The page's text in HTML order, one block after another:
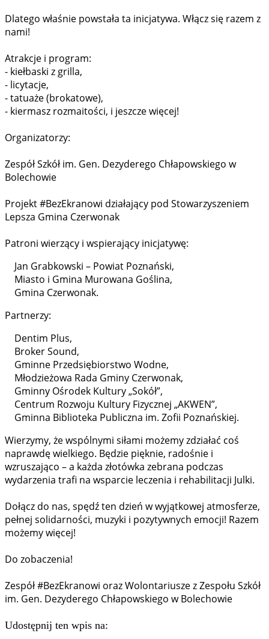
Dlatego właśnie powstała ta inicjatywa. Włącz się razem z
nami!
Atrakcje i program:
- kiełbaski z grilla,
- licytacje,
- tatuaże (brokatowe),
- kiermasz rozmaitości, i jeszcze więcej!
Organizatorzy:
Zespół Szkół im. Gen. Dezyderego Chłapowskiego w
Bolechowie
Projekt #BezEkranowi działający pod Stowarzyszeniem
Lepsza Gmina Czerwonak
Patroni wierzący i wspierający inicjatywę:
Jan Grabkowski – Powiat Poznański,
Miasto i Gmina Murowana Goślina,
Gmina Czerwonak.
Partnerzy:
Dentim Plus,
Broker Sound,
Gminne Przedsiębiorstwo Wodne,
Młodzieżowa Rada Gminy Czerwonak,
Gminny Ośrodek Kultury „Sokół”,
Centrum Rozwoju Kultury Fizycznej „AKWEN”,
Gminna Biblioteka Publiczna im. Zofii Poznańskiej.
Wierzymy, że wspólnymi siłami możemy zdziałać coś
naprawdę wielkiego. Będzie pięknie, radośnie i
wzruszająco – a każda złotówka zebrana podczas
wydarzenia trafi na wsparcie leczenia i rehabilitacji Julki.
Dołącz do nas, spędź ten dzień w wyjątkowej atmosferze,
pełnej solidarności, muzyki i pozytywnych emocji! Razem
możemy więcej!
Do zobaczenia!
Zespół #BezEkranowi oraz Wolontariusze z Zespołu Szkół
im. Gen. Dezyderego Chłapowskiego w Bolechowie
Udostępnij ten wpis na: